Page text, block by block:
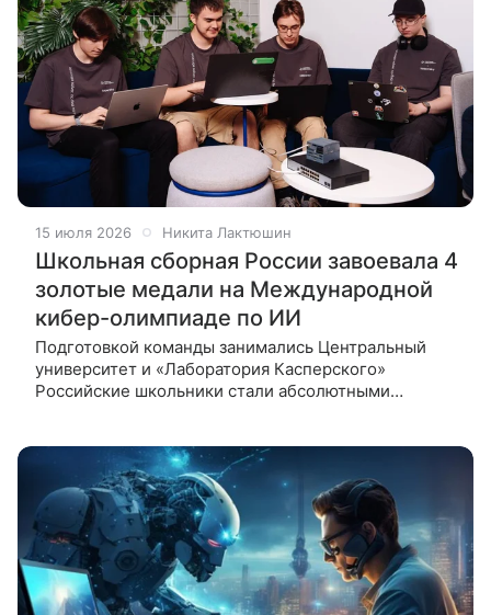
15 июля 2026 Никита Лактюшин
Школьная сборная России завоевала 4
золотые медали на Международной
кибер-олимпиаде по ИИ
Подготовкой команды занимались Центральный
университет и «Лаборатория Касперского»
Российские школьники стали абсолютными